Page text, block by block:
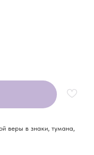
веры в знаки, тумана,